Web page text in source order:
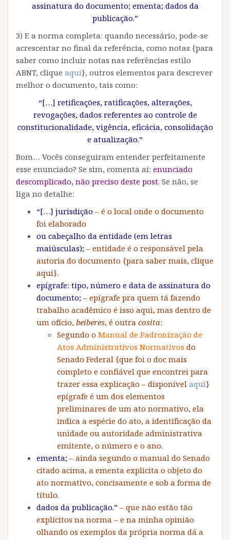
assinatura do documento; ementa; dados da
publicação.”
3) E a norma completa: quando necessário, pode-se
acrescentar no final da referência, como notas {para
saber como incluir notas nas referências estilo
ABNT, clique aqui}, outros elementos para descrever
melhor o documento, tais como:
“[…] retificações, ratificações, alterações,
revogações, dados referentes ao controle de
constitucionalidade, vigência, eficácia, consolidação
e atualização.”
Bom… Vocês conseguiram entender perfeitamente
esse enunciado? Se sim, comenta aí: enunciado
descomplicado, não preciso deste post. Se não, se
liga no detalhe:
“[…] jurisdição – é o local onde o documento
foi elaborado
ou cabeçalho da entidade (em letras
maiúsculas); – entidade é o responsável pela
autoria do documento {para saber mais, clique
aqui}.
epígrafe: tipo, número e data de assinatura do
documento; – epígrafe pra quem tá fazendo
trabalho acadêmico é isso aqui, mas dentro de
um ofício, beiberes, é outra cosita:
Segundo o Manual de Padronização de
Atos Administrativos Normativos do
Senado Federal {que foi o doc mais
completo e confiável que encontrei para
trazer essa explicação – disponível aqui}
epígrafe é um dos elementos
preliminares de um ato normativo, ela
indica a espécie do ato, a identificação da
unidade ou autoridade administrativa
emitente, o número e o ano.
ementa; – ainda segundo o manual do Senado
citado acima, a ementa explicita o objeto do
ato normativo, concisamente e sob a forma de
título.
dados da publicação.” – que não estão tão
explícitos na norma – e na minha opinião
olhando os exemplos da própria norma dá a